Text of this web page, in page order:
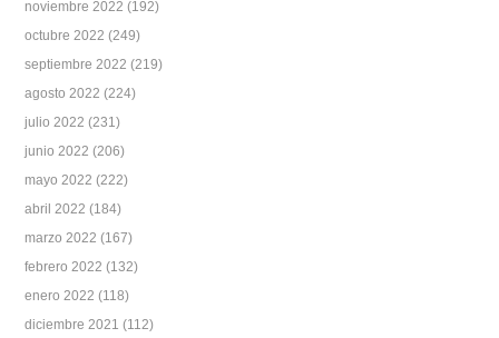
noviembre 2022 (192)
octubre 2022 (249)
septiembre 2022 (219)
agosto 2022 (224)
julio 2022 (231)
junio 2022 (206)
mayo 2022 (222)
abril 2022 (184)
marzo 2022 (167)
febrero 2022 (132)
enero 2022 (118)
diciembre 2021 (112)